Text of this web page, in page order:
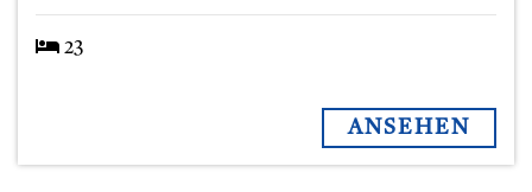
23
ANSEHEN